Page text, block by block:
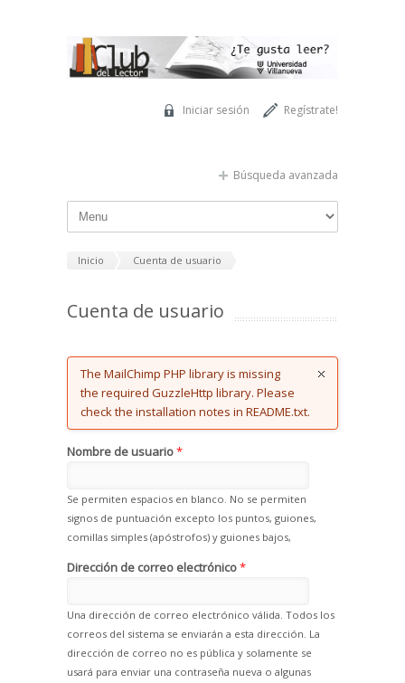
Regístrate!
Iniciar sesión
Búsqueda avanzada
Inicio Cuenta de usuario
Cuenta de usuario
Error message
The MailChimp PHP library is missing
the required GuzzleHttp library. Please
check the installation notes in README.txt.
Nombre de usuario*
Se permiten espacios en blanco. No se permiten
signos de puntuación excepto los puntos, guiones,
comillas simples (apóstrofos) y guiones bajos,
Dirección de correo electrónico*
Una dirección de correo electrónico válida. Todos los
correos del sistema se enviarán a esta dirección. La
dirección de correo no es pública y solamente se
usará para enviar una contraseña nueva o algunas